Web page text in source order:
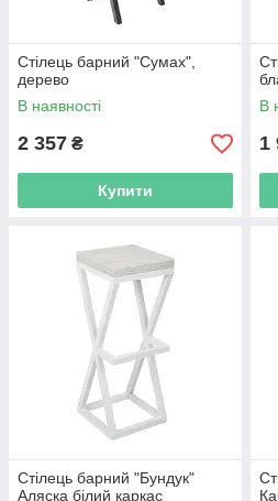
Стілець барний "Сумах",
дерево
В наявності
2 357 ₴
Купити
В
1
Стілець барний "Бундук"
Аляска білий каркас